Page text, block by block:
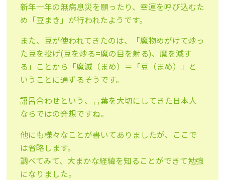
新年一年の無病息災を願ったり、幸運を呼び込むた
め「豆まき」が行われたようです。
また、豆が使われてきたのは、「魔物めがけて炒っ
た豆を投げ(豆を炒る=魔の目を射る)、魔を滅す
る」ことから「魔滅（まめ）＝「豆（まめ）」と
いうことに通ずるそうです。
語呂合わせという、言葉を大切にしてきた日本人
ならではの発想ですね。
他にも様々なことが書いてありましたが、ここで
は省略します。
調べてみて、大まかな経緯を知ることができて勉強
になりました。